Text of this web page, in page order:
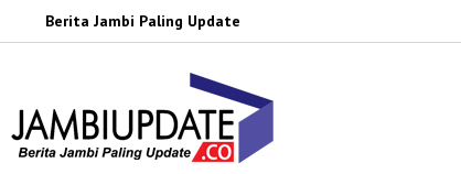
Berita Jambi Paling Update